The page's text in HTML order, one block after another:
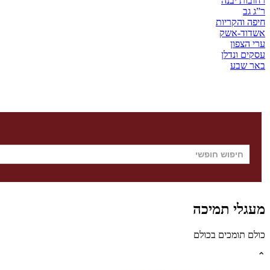
ר”ג גב
חיפה והקריות
אשדוד-אשק
ערי הצפון
עסקים ונדלן
באר שבע
מעגלי תמיכה
כולם תומכים בכולם
⌃